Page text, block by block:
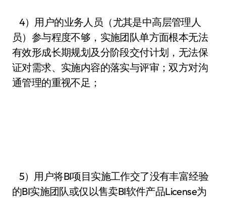
4）用户的业务人员（尤其是中高层管理人
员）参与程度不够，实施团队单方面根本无法
有效形成长期规划及分阶段交付计划，无法保
证对需求、实施内容的落实与评审；双方对沟
通管理的重视不足；
5）用户将BI项目实施工作交了没有丰富经验
的BI实施团队或仅以售卖BI软件产品License为